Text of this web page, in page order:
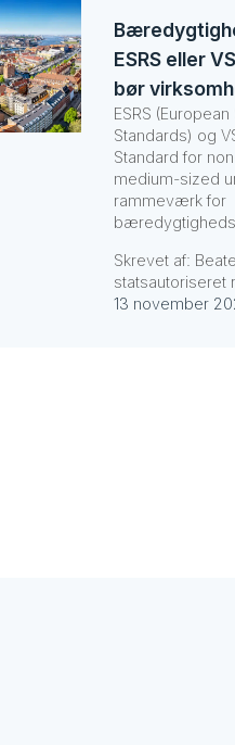
ESRS eller
bør
ESRS
Standards) og
Standard for
medium-sized
rammeværk for
Skrevet af:
statsautoriseret
13 november